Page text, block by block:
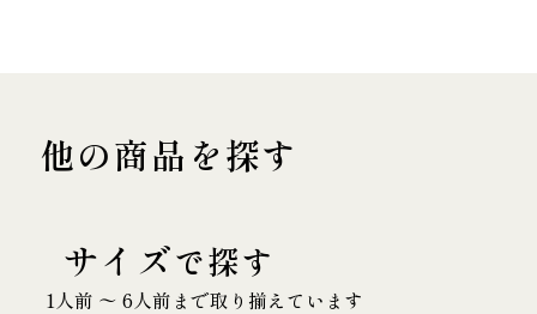
他の商品を探す
サイズで探す
1人前 〜 6人前まで取り揃えています